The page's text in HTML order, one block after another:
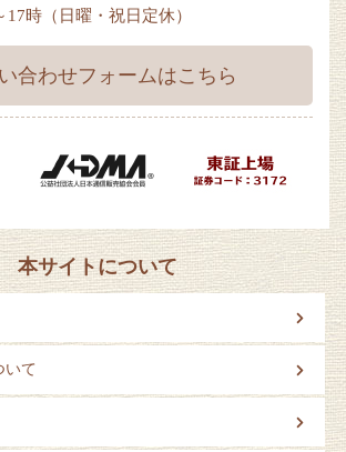
時（日曜・祝日定休）
合わせフォームはこちら
本サイトについて
いて